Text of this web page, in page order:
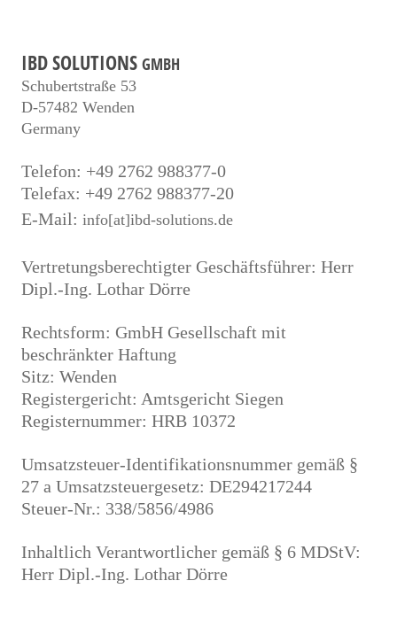
IBD SOLUTIONS GMBH
Schubertstraße 53
D-57482 Wenden
Germany
Telefon: +49 2762 988377-0
Telefax: +49 2762 988377-20
E-Mail: info[at]ibd-solutions.de
Vertretungsberechtigter Geschäftsführer: Herr
Dipl.-Ing. Lothar Dörre
Rechtsform: GmbH Gesellschaft mit
beschränkter Haftung
Sitz: Wenden
Registergericht: Amtsgericht Siegen
Registernummer: HRB 10372
Umsatzsteuer-Identifikationsnummer gemäß §
27 a Umsatzsteuergesetz: DE294217244
Steuer-Nr.: 338/5856/4986
Inhaltlich Verantwortlicher gemäß § 6 MDStV:
Herr Dipl.-Ing. Lothar Dörre